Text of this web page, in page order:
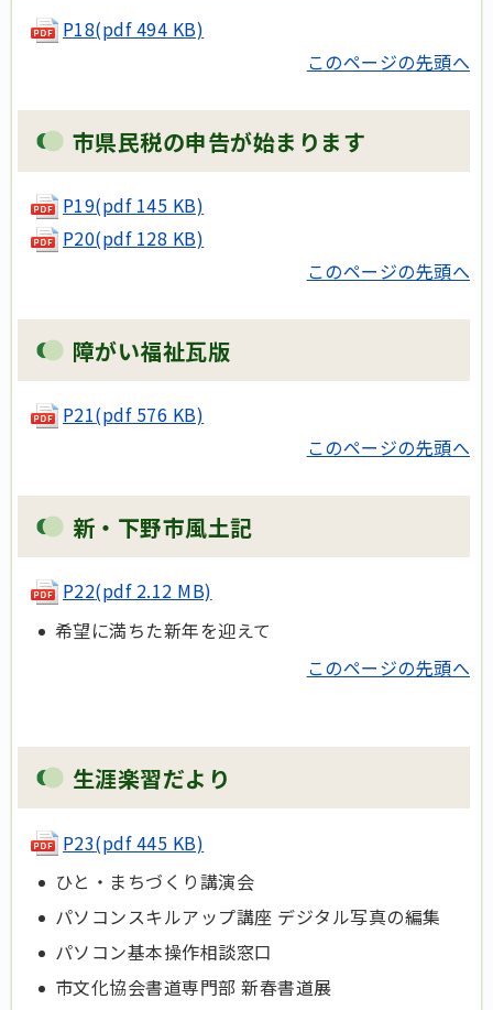
P18(pdf 494 KB)
このページの先頭へ
市県民税の申告が始まります
P19(pdf 145 KB)
P20(pdf 128 KB)
このページの先頭へ
障がい福祉瓦版
P21(pdf 576 KB)
このページの先頭へ
新・下野市風土記
P22(pdf 2.12 MB)
希望に満ちた新年を迎えて
このページの先頭へ
生涯楽習だより
P23(pdf 445 KB)
ひと・まちづくり講演会
パソコンスキルアップ講座 デジタル写真の編集
パソコン基本操作相談窓口
市文化協会書道専門部 新春書道展